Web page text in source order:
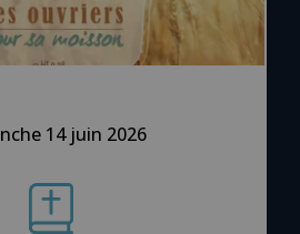
14 juin 2026